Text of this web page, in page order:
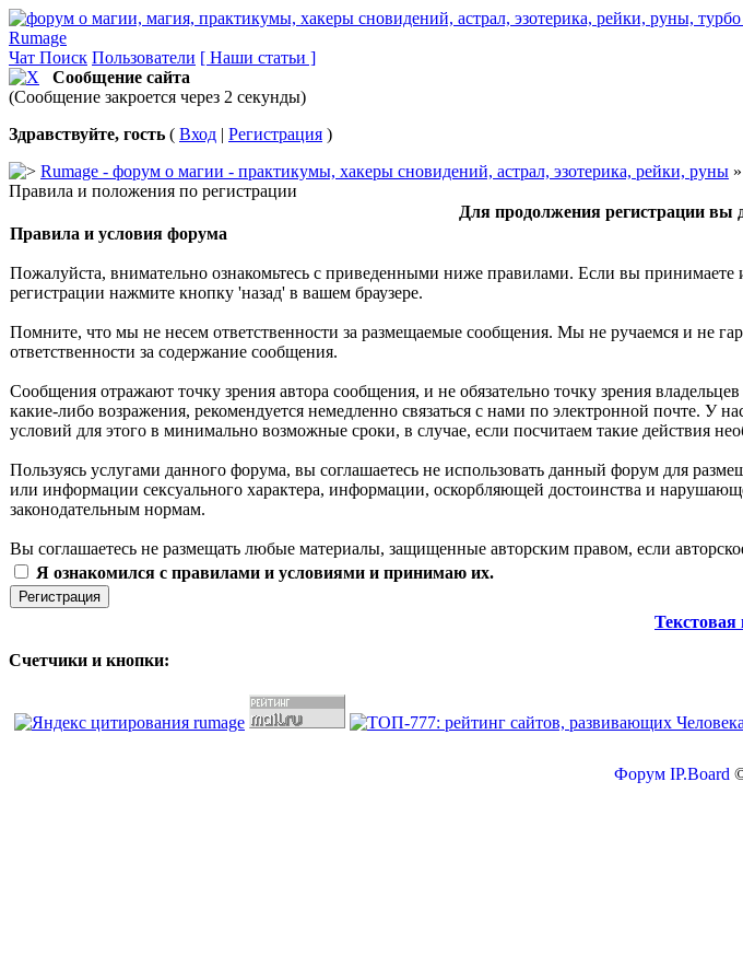
Rumage
Чат Поиск Пользователи [ Наши статьи ]
Сообщение сайта
(Сообщение закроется через 2 секунды)
Здравствуйте, гость ( Вход | Регистрация )
Rumage - форум о магии - практикумы, хакеры сновидений, астрал, эзотерика, рейки, руны
Правила и положения по регистрации
Для продолжения регистрации
Правила и условия форума
Пожалуйста, внимательно ознакомьтесь с приведенными ниже правилами. Если вы
регистрации нажмите кнопку 'назад' в вашем браузере.
Помните, что мы не несем ответственности за размещаемые сообщения. Мы не ручаемся и не
ответственности за содержание сообщения.
Сообщения отражают точку зрения автора сообщения, и не обязательно точку зрения
какие-либо возражения, рекомендуется немедленно связаться с нами по электронной почте. У
условий для этого в минимально возможные сроки, в случае, если посчитаем такие действия
Пользуясь услугами данного форума, вы соглашаетесь не использовать данный форум для
или информации сексуального характера, информации, оскорбляющей достоинства и
законодательным нормам.
Вы соглашаетесь не размещать любые материалы, защищенные авторским правом, если
Я ознакомился с правилами и условиями и принимаю их.
Текстовая
Счетчики и кнопки:
Форум IP.Board